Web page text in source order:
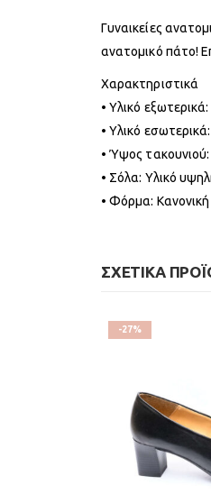
Γυναικείες
ανατομικό πάτο!
Χαρακτηριστικά
• Υλικό
• Υλικό
• Ύψος
• Σόλα: Υλικό
• Φόρμα: Κανονική
ΣΧΕΤΙΚΆ
-27%